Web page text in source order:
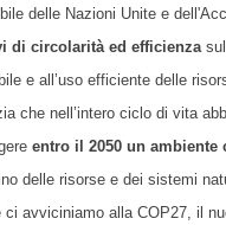
delle Nazioni Unite e
di circolarità ed efficienza
e all’uso efficiente delle
che nell’intero ciclo di vita
entro il 2050 un
delle risorse e dei sistemi
ci avviciniamo alla COP27, il